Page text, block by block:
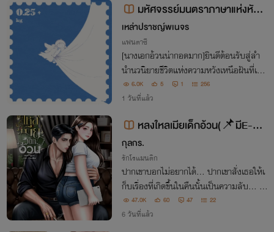
มหัศจรรย์มนตราภาษาแห่งหัวใจ
[18+][หญิงรักหญิง]
เหล่าปราชญ์พเนจร
แฟนตาซี
[นางเอกอ้วนน่ากอดมาก]ยินดีต้อนรับสู่ลำ
นำนวนิยายชีวิตแห่งความหวังเหนือฝันที่เต็ม
เปี่ยมด้วยภาษาแห่งหัวใจอันอ่อนโยนและเข้
มแข็ง
6.0K 5 1 256
1 วันที่แล้ว
หลงใหลเมียเด็กอ้วน(📌มีE-bo
ok)
กุลกร.
รักโรแมนติก
ปากเขาบอกไม่อยากได้... ปากเขาสั่งเธอให้เ
ก็บเรื่องที่เกิดขึ้นในคืนนั้นเป็นความลับ... แ
ต่ไหงคนปากแข็งกลับคอยหาเรื่องวนเวียนม
า 'กินตับ' เธอซ้ำๆ ไม่ยอมเลิกรา
47.0K 60 47 22
6 วันที่แล้ว